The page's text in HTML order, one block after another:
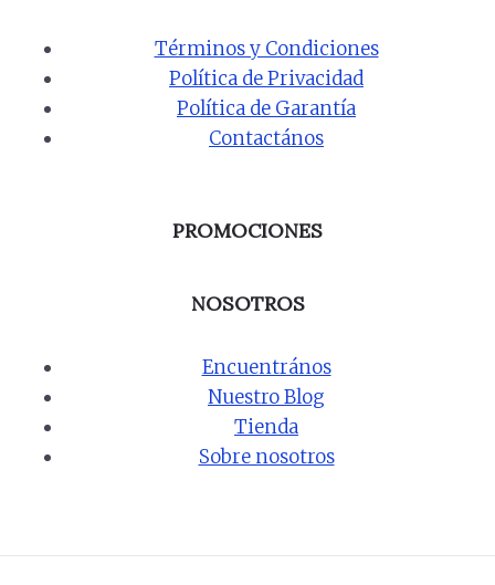
Términos y Condiciones
Política de Privacidad
Política de Garantía
Contactános
PROMOCIONES
NOSOTROS
Encuentrános
Nuestro Blog
Tienda
Sobre nosotros